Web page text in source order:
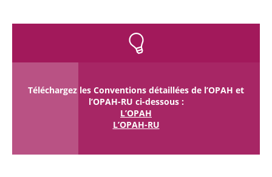
Téléchargez les Conventions détaillées de l’OPAH et
l’OPAH-RU ci-dessous :
L’OPAH
L’OPAH-RU